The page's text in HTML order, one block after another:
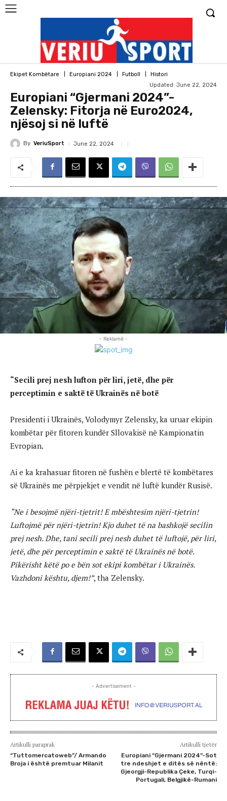
Ekipet Kombëtare Europiani 2024 Futboll
Histori
Updated: June 22, 2024
Europiani “Gjermani 2024”-
Zelensky: Fitorja në Euro2024,
njësoj si në luftë
By VeriuSport June 22, 2024
- Reklamë -
“Secili prej nesh lufton për liri, jetë, dhe për
perceptimin e saktë të Ukrainës në botë
Presidenti i Ukrainës, Volodymyr Zelensky, ka uruar ekipin
kombëtar për fitoren kundër Sllovakisë në Kampionatin
Evropian.
Ai e ka krahasuar fitoren në fushën e blertë të kombëtares
së Ukrainës me përpjekjet e vendit në luftë kundër Rusisë.
“Ne i besojmë njëri-tjetrit! E mbështesim njëri-tjetrin!
Luftojmë për njëri-tjetrin! Kjo duhet të na bashkojë secilin
prej nesh. Dhe, tani secili prej nesh duhet të luftojë, për liri,
jetë, dhe për perceptimin e saktë të Ukrainës në botë.
Pikërisht këtë po e bën sot ekipi kombëtar i Ukrainës.
Vazhdoni kështu, djem!”, tha Zelensky.
- Advertisement -
Artikulli paraprak
“Tuttomercatoweb”/ Armando
Broja i është premtuar Milanit
Artikulli tjetër
Europiani “Gjermani 2024”-Sot
tre ndeshjet e ditës së nëntë:
Gjeorgji-Republika Çeke, Turqi-
Portugali, Belgjikë-Rumani